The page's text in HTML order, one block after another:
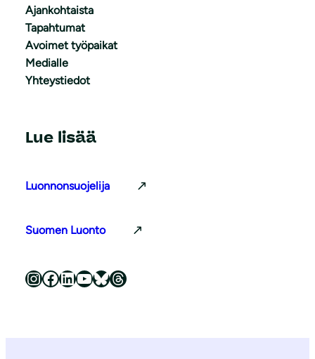
Ajankohtaista
Tapahtumat
Avoimet työpaikat
Medialle
Yhteystiedot
Lue lisää
Luonnonsuojelija
Suomen Luonto
Luonnonsuojeluliitto Instagramissa Luonnonsuojeluliitto Facebookissa Luonnonsuojeluliitto LinkedInissä Luonnonsuojeluliiton YouTube-kanava Luonnonsuojeluliitto Blueskyssa Luonnonsuojeluliitto Threadsissa